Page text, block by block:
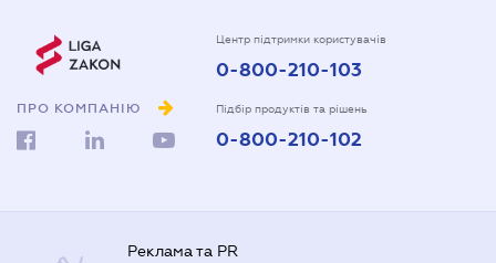
ПРО КОМПАНІЮ
Центр підтримки користувачів
0-800-210-103
Підбір продуктів та рішень
0-800-210-102
Реклама та PR